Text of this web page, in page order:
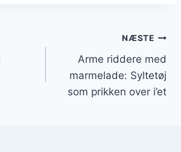
NÆSTE
Arme riddere med
marmelade: Syltetøj
som prikken over i’et